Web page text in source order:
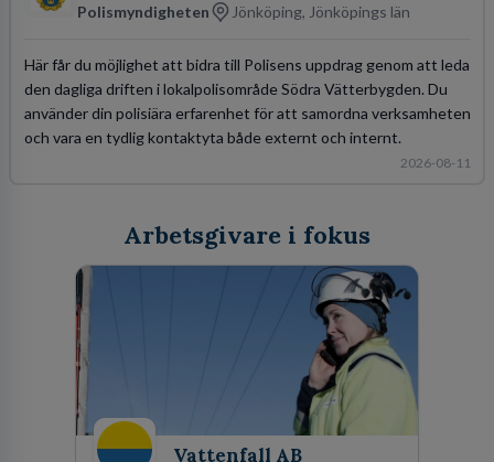
Polismyndigheten Jönköping, Jönköpings län
Här får du möjlighet att bidra till Polisens uppdrag genom att leda
den dagliga driften i lokalpolisområde Södra Vätterbygden. Du
använder din polisiära erfarenhet för att samordna verksamheten
och vara en tydlig kontaktyta både externt och internt.
2026-08-11
Arbetsgivare i fokus
Vattenfall AB